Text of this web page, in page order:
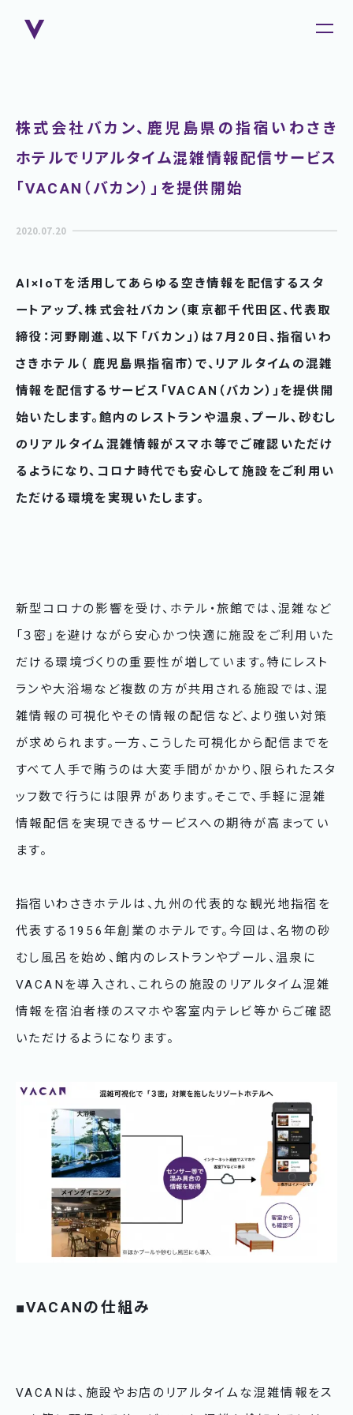
株式会社バカン、鹿児島県の指宿いわさき
ホテルでリアルタイム混雑情報配信サービス
「VACAN（バカン）」を提供開始
2020.07.20
AI×IoTを活用してあらゆる空き情報を配信するスタ
ートアップ、株式会社バカン（東京都千代田区、代表取
締役：河野剛進、以下「バカン」）は7月20日、指宿いわ
さきホテル（ 鹿児島県指宿市）で、リアルタイムの混雑
情報を配信するサービス「VACAN（バカン）」を提供開
始いたします。館内のレストランや温泉、プール、砂むし
のリアルタイム混雑情報がスマホ等でご確認いただけ
るようになり、コロナ時代でも安心して施設をご利用い
ただける環境を実現いたします。
新型コロナの影響を受け、ホテル・旅館では、混雑など
「３密」を避けながら安心かつ快適に施設をご利用いた
だける環境づくりの重要性が増しています。特にレスト
ランや大浴場など複数の方が共用される施設では、混
雑情報の可視化やその情報の配信など、より強い対策
が求められます。一方、こうした可視化から配信までを
すべて人手で賄うのは大変手間がかかり、限られたスタ
ッフ数で行うには限界があります。そこで、手軽に混雑
情報配信を実現できるサービスへの期待が高まってい
ます。
指宿いわさきホテルは、九州の代表的な観光地指宿を
代表する1956年創業のホテルです。今回は、名物の砂
むし風呂を始め、館内のレストランやプール、温泉に
VACANを導入され、これらの施設のリアルタイム混雑
情報を宿泊者様のスマホや客室内テレビ等からご確認
いただけるようになります。
■VACANの仕組み
VACANは、施設やお店のリアルタイムな混雑情報をス